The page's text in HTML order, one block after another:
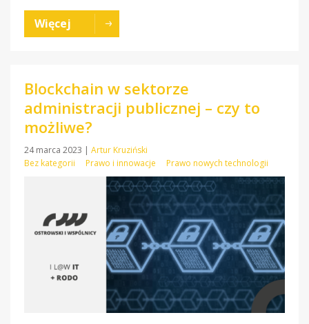
Więcej
Blockchain w sektorze
administracji publicznej – czy to
możliwe?
24 marca 2023 | Artur Kruziński
Bez kategorii
Prawo i innowacje Prawo nowych technologii